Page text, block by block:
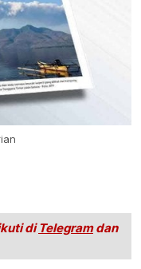
di Telegramdan